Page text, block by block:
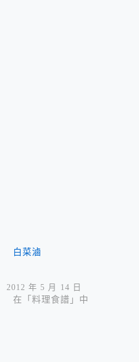
白菜滷
2012 年 5 月 14 日
在「料理食譜」中